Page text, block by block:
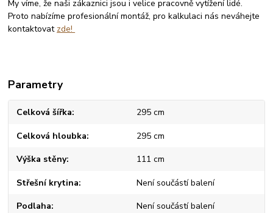
My víme, že naši zákaznici jsou i velice pracovně vytížení lidé.
Proto nabízíme profesionální montáž, pro kalkulaci nás neváhejte
kontaktovat zde!
Parametry
Celková šířka 295 cm
Celková hloubka 295 cm
Výška stěny 111 cm
Střešní krytina Není součástí balení
Podlaha Není součástí balení